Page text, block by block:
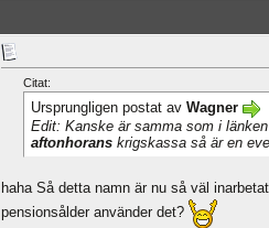
Citat:
Ursprungligen postat av Wagner
Edit: Kanske är samma som i
aftonhorans krigskassa så är en
haha Så detta namn är nu så väl
pensionsålder använder det?